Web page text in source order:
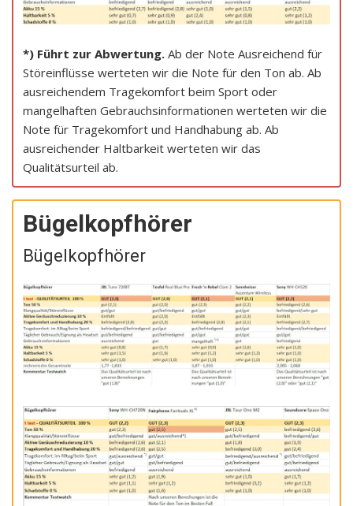
*) Führt zur Abwertung. Ab der Note Ausreichend für
Störeinflüsse werteten wir die Note für den Ton ab. Ab
ausreichendem Tragekomfort beim Sport oder
mangelhaften Gebrauchsinformationen werteten wir die
Note für Tragekomfort und Handhabung ab. Ab
ausreichender Haltbarkeit werteten wir das
Qualitätsurteil ab.
Bügelkopfhörer
Bügelkopfhörer